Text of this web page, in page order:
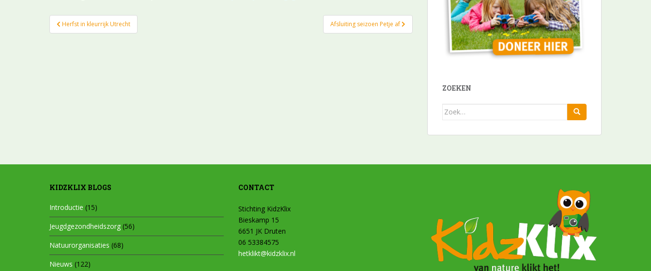
Bericht
navigatie
Herfst in kleurrijk Utrecht Afsluiting seizoen Petje af
ZOEKEN
Zoek
KIDZKLIX BLOGS
Introductie (15)
Jeugdgezondheidszorg (56)
Natuurorganisaties (68)
Nieuws (122)
CONTACT
Stichting KidzKlix
Bieskamp 15
6651 JK Druten
06 53384575
hetklikt@kidzklix.nl